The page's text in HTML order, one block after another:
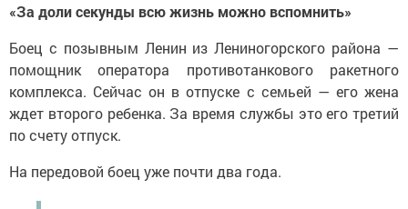
«За доли секунды всю жизнь можно вспомнить»
Боец с позывным Ленин из Лениногорского района —
помощник оператора противотанкового ракетного
комплекса. Сейчас он в отпуске с семьей — его жена
ждет второго ребенка. За время службы это его третий
по счету отпуск.
На передовой боец уже почти два года.